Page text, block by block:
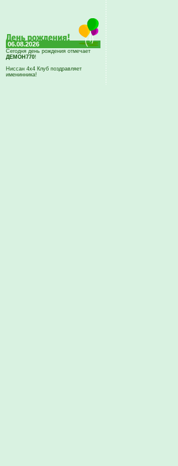
06.08.2026
Сегодня день рождения отмечает
ДЕМОН770!
Ниссан 4х4 Клуб поздравляет
именинника!